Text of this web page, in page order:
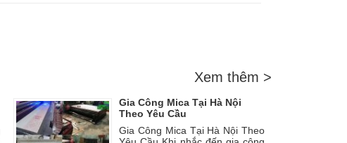
Xem thêm >
Gia Công Mica Tại Hà Nội
Theo Yêu Cầu
Gia Công Mica Tại Hà Nội Theo